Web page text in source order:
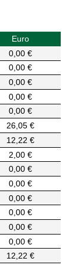
Euro
0,00 €
0,00 €
0,00 €
0,00 €
0,00 €
26,05 €
12,22 €
2,00 €
0,00 €
0,00 €
0,00 €
0,00 €
0,00 €
0,00 €
12,22 €